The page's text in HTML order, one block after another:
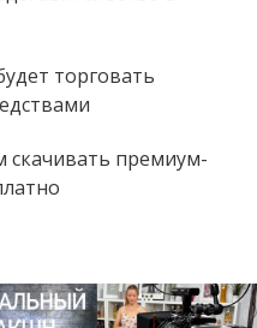
торговать
скачивать премиум-